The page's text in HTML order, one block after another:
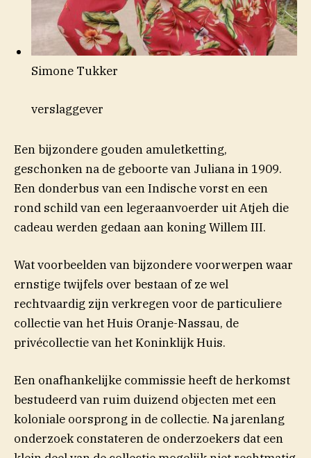
Simone Tukker
verslaggever
Een bijzondere gouden amuletketting,
geschonken(opent in nieuw venster)
na de geboorte van Juliana in 1909.
Een donderbus van een Indische vorst en een
rond schild van een legeraanvoerder uit Atjeh die
cadeau werden gedaan aan koning Willem III.
Wat voorbeelden van bijzondere voorwerpen waar
ernstige twijfels over bestaan of ze wel
rechtvaardig zijn verkregen voor de particuliere
collectie van het Huis Oranje-Nassau, de
privécollectie van het Koninklijk Huis.
Een onafhankelijke commissie heeft de herkomst
bestudeerd van ruim duizend objecten met een
koloniale oorsprong in de collectie. Na jarenlang
onderzoek constateren de onderzoekers dat een